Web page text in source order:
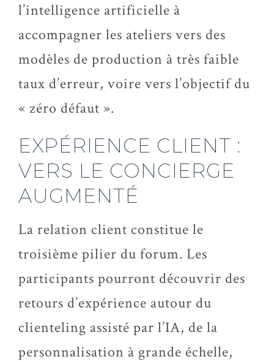
l’intelligence artificielle à
accompagner les ateliers vers des
modèles de production à très faible
taux d’erreur, voire vers l’objectif du
« zéro défaut ».
EXPÉRIENCE CLIENT :
VERS LE CONCIERGE
AUGMENTÉ
La relation client constitue le
troisième pilier du forum. Les
participants pourront découvrir des
retours d’expérience autour du
clienteling assisté par l’IA, de la
personnalisation à grande échelle,